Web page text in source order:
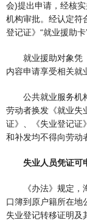
会)提出申请，经核
机构审批。经认定符
登记证》“就业援助卡
就业援助对象凭《
内容申请享受相关就
公共就业服务机构
劳动者换发《就业失
证》、《失业登记证
和补发均不得向劳动
失业人员凭证可
《办法》规定，海
口簿到原户籍所在地
失业登记转移证明及